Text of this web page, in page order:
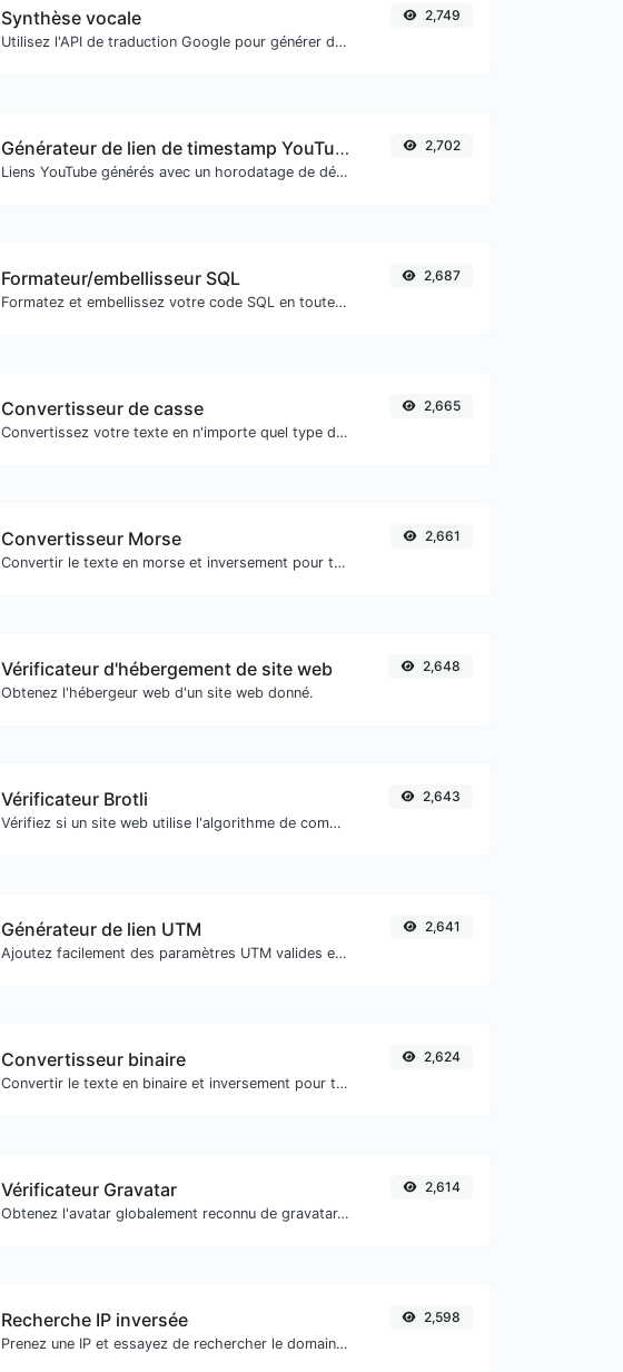
Synthèse vocale
Utilisez l'API de traduction Google pour générer de l'audio de synthèse vocale.
2,749
Générateur de lien de timestamp YouTube
Liens YouTube générés avec un horodatage de début exact, utiles pour les utilisateurs mobiles.
2,702
Formateur/embellisseur SQL
Formatez et embellissez votre code SQL en toute simplicité.
2,687
Convertisseur de casse
Convertissez votre texte en n'importe quel type de casse, comme minuscule, MAJUSCULE, camelCase...etc.
2,665
Convertisseur Morse
Convertir le texte en morse et inversement pour toute entrée de chaîne.
2,661
Vérificateur d'hébergement de site web
Obtenez l'hébergeur web d'un site web donné.
2,648
Vérificateur Brotli
Vérifiez si un site web utilise l'algorithme de compression Brotli ou non.
2,643
Générateur de lien UTM
Ajoutez facilement des paramètres UTM valides et générez un lien traçable UTM.
2,641
Convertisseur binaire
Convertir le texte en binaire et inversement pour toute entrée de chaîne.
2,624
Vérificateur Gravatar
Obtenez l'avatar globalement reconnu de gravatar.com pour n'importe quel e-mail.
2,614
Recherche IP inversée
Prenez une IP et essayez de rechercher le domaine/hôte qui lui est associé.
2,598